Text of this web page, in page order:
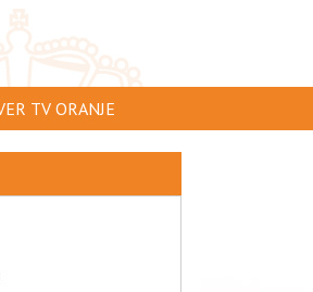
TV ORANJE
TE ZIEN
INSTUREN